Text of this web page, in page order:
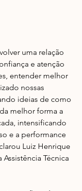
uma relação
e atenção
entender melhor
nossas
ideias de como
melhor forma a
intensificando
e a performance
Luiz Henrique
Técnica